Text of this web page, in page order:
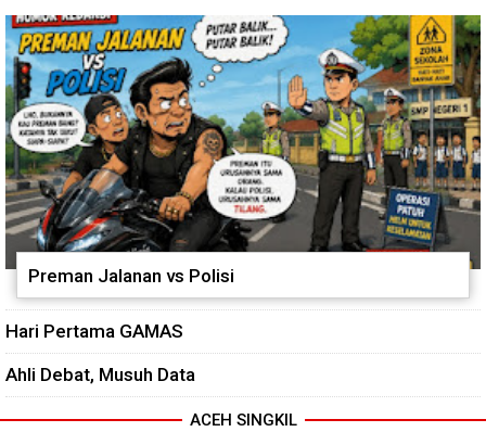
Tanaman Cabai
Preman Jalanan vs Polisi
Hari Pertama GAMAS
Ahli Debat, Musuh Data
ACEH SINGKIL